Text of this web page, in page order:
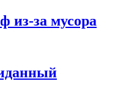
из-за мусора